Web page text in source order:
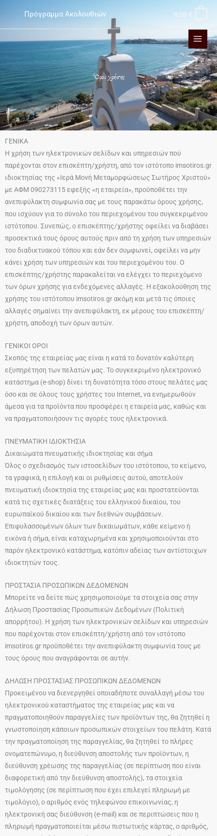
περιεχόμενο
Πρόγραμμα Ακολουθιών 0,00 €
Ὅροι χρήσης
ΓΕΝΙΚΑ
Η χρήση των ηλεκτρονικών σελίδων και υπηρεσιών πού
παρέχονται στον επισκέπτη/χρήστη, από τον ιστότοπο imsotiros.gr
ιδιοκτησίας της «Ιερά Μονή Μεταμορφώσεως Σωτήρος Χριστού»
με ΑΦΜ 090273115 εφεξής «η εταιρεία», προϋποθέτει την
ανεπιφύλακτη συμφωνία σας με τους παρακάτω όρους χρήσης,
που ισχύουν για το σύνολο του περιεχομένου του συγκεκριμένου
ιστότοπου. Συνεπώς, ο επισκέπτης/χρήστης οφείλει να διαβάσει
προσεκτικά τους όρους αυτούς πριν από τη χρήση των υπηρεσιών
του διαδικτυακού τόπου και εάν δεν συμφωνεί, οφείλει να μην
κάνει χρήση των υπηρεσιών και του περιεχομένου του. Ο
επισκέπτης/χρήστης παρακαλείται να ελέγχει το περιεχόμενο
των όρων χρήσης για ενδεχόμενες αλλαγές. Η εξακολούθηση της
χρήσης του ιστότοπου imsotiros.gr ακόμη και μετά τις όποιες
αλλαγές σημαίνει την ανεπιφύλακτη, εκ μέρους του επισκέπτη/
χρήστη, αποδοχή των όρων αυτών.
ΓΕΝΙΚΟΙ ΟΡΟΙ
Σκοπός της εταιρείας μας είναι η κατά το δυνατόν καλύτερη
εξυπηρέτηση των πελατών μας. Το συγκεκριμένο ηλεκτρονικό
κατάστημα (e-shop) δίνει τη δυνατότητα τόσο στους πελάτες μας
όσο και σε όλους τους χρήστες του Internet, να ενημερωθούν
άμεσα για τα προϊόντα που προσφέρει η εταιρεία μας, καθώς και
να πραγματοποιήσουν τις αγορές τους ηλεκτρονικά.
ΠΝΕΥΜΑΤΙΚΗ ΙΔΙΟΚΤΗΣΙΑ
Δικαιώματα πνευματικής ιδιοκτησίας και σήμα
Όλος ο σχεδιασμός των ιστοσελίδων του ιστότοπου, το κείμενο,
τα γραφικά, η επιλογή και οι ρυθμίσεις αυτού, αποτελούν
πνευματική ιδιοκτησία της εταιρείας μας και προστατεύονται
κατά τις σχετικές διατάξεις του ελληνικού δικαίου, του
ευρωπαϊκού δικαίου και των διεθνών συμβάσεων.
Επιφυλασσομένων όλων των δικαιωμάτων, κάθε κείμενο ή
εικόνα ή σήμα, είναι καταχωρημένα και χρησιμοποιούνται στο
παρόν ηλεκτρονικό κατάστημα, κατόπιν αδείας των αντίστοιχων
ιδιοκτητών τους.
ΠΡΟΣΤΑΣΙΑ ΠΡΟΣΩΠΙΚΩΝ ΔΕΔΟΜΕΝΩΝ
Μπορείτε να δείτε πώς χρησιμοποιούμε τα στοιχεία σας στην
Δήλωση Προστασίας Προσωπικών Δεδομένων (Πολιτική
απορρήτου). Η χρήση των ηλεκτρονικών σελίδων και υπηρεσιών
που παρέχονται στον επισκέπτη/χρήστη από τον ιστότοπο
imsotiros.gr προϋποθέτει την ανεπιφύλακτη συμφωνία τους με
τους όρους που αναγράφονται σε αυτήν.
ΔΗΛΩΣΗ ΠΡΟΣΤΑΣΙΑΣ ΠΡΟΣΩΠΙΚΩΝ ΔΕΔΟΜΕΝΩΝ
Προκειμένου να διενεργηθεί οποιαδήποτε συναλλαγή μέσω του
ηλεκτρονικού καταστήματος της εταιρείας μας και να
πραγματοποιηθούν παραγγελίες των προϊόντων της, θα ζητηθεί η
γνωστοποίηση κάποιων προσωπικών στοιχείων του πελάτη. Κατά
την πραγματοποίηση της παραγγελίας, θα ζητηθεί το πλήρες
ονοματεπώνυμο, η διεύθυνση αποστολής των προϊόντων, η
διεύθυνση χρέωσης της παραγγελίας (σε περίπτωση που είναι
διαφορετική από την διεύθυνση αποστολής), τα στοιχεία
τιμολόγησης (σε περίπτωση που έχει επιλεγεί πληρωμή με
τιμολόγιο), ο αριθμός ενός τηλεφώνου επικοινωνίας, η
ηλεκτρονική σας διεύθυνση (e-mail) και σε περιπτώσεις που η
πληρωμή πραγματοποιείται μέσω πιστωτικής κάρτας, ο αριθμός,